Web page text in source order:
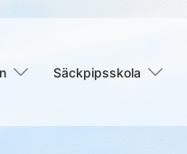
Säckpipsskola